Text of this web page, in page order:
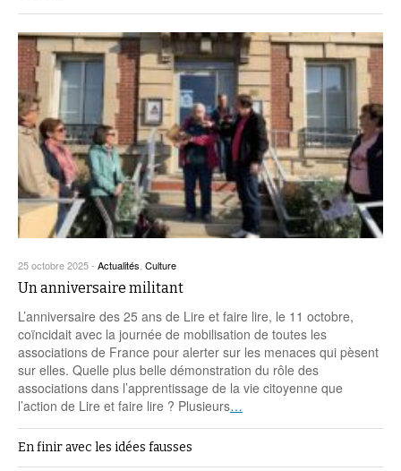
d’hier et d’aujourd’hui »
Story play’r
La ligue 95 et Recyclivre
Lutte contre l’illettrisme
Les veilleurs de l’info
Education verte
Formation Eco-délégué.es
Actualité Ecole
… Formations BAFD
Pour s’inscrire
Actualités loisirs
25 octobre 2025- Actualités, Culture
Un anniversaire militant
L’anniversaire des 25 ans de Lire et faire lire, le 11 octobre,
coïncidait avec la journée de mobilisation de toutes les
associations de France pour alerter sur les menaces qui pèsent
sur elles. Quelle plus belle démonstration du rôle des
associations dans l’apprentissage de la vie citoyenne que
l’action de Lire et faire lire ? Plusieurs…
En finir avec les idées fausses